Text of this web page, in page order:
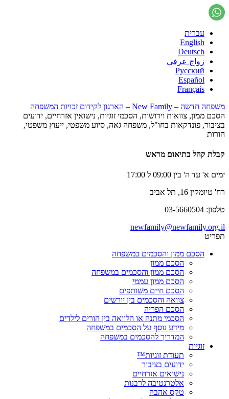
עברית
English
Deutsch
زواج عرفي
Русский
Español
Français
משפחה חדשה – New Family – הארגון לקידום זכויות המשפחה
הסכם ממון, צוואות וירושות, הסכמי זוגיות, נישואין אזרחיים, ידועים
בציבור, פונדקאות בחו"ל, משפחה גאה, סיוע משפטי, ייעוץ משפטי,
הורות
קבלת קהל בתיאום מראש
ימים א' עד ה' בין 09:00 ל 17:00
רח' טיומקין 16, תל אביב
טלפון: 03-5660504
newfamily@newfamily.org.il
תפריט
הסכם ממון והסכמים במשפחה
הסכם ממון
הסכם ממון והסכמים במשפחה
הסכם ממון עממי
הסכם חיים משותפים
צוואה והסכמים בין יורשים
הסכם הפריה
הסכמי מתנה או הלוואה בין הורים לילדים
מידע נוסף על הסכמים במשפחה
המדריך להסכמים במשפחה
זוגיות
תעודת זוגיות™
ידועים בציבור
נישואים אזרחיים
אלטרנטיבה לרבנות
טקס אהבה